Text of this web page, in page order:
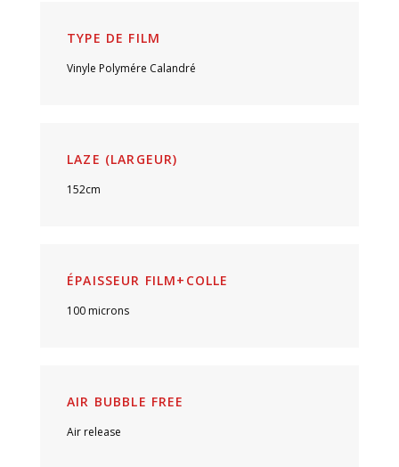
TYPE DE FILM
Vinyle Polymére Calandré
LAZE (LARGEUR)
152cm
ÉPAISSEUR FILM+COLLE
100 microns
AIR BUBBLE FREE
Air release